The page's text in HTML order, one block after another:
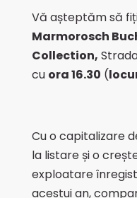
Vă așteptăm să
Marmorosch
Collection,
cu ora 16.30 (
Cu o capitalizare
la listare și o
exploatare
acestui an,